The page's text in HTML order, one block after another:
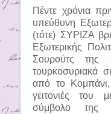
Πέντε χρόνια
υπεύθυνη
(τότε) ΣΥΡΙΖΑ
Εξωτερικής
Σουρούτς της
τουρκοσυριακά
από το Κομπάνι,
γειτονιές του
σύμβολο της